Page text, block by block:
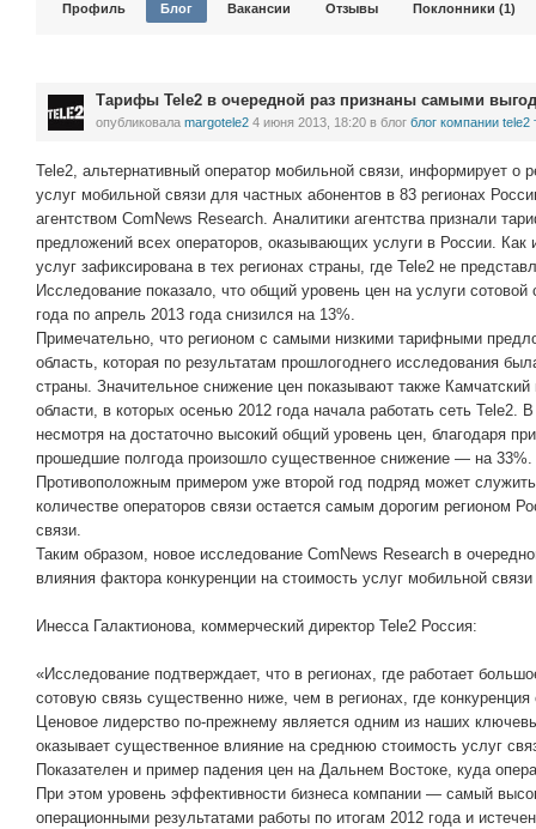
Профиль Блог Вакансии Отзывы Поклонники (1)
Тарифы Tele2 в очередной раз признаны самыми
опубликовала margotele2 4 июня 2013, 18:20 в блог блог компании tele2
Tele2, альтернативный оператор мобильной связи, информирует о
услуг мобильной связи для частных абонентов в 83 регионах
агентством ComNews Research. Аналитики агентства признали
предложений всех операторов, оказывающих услуги в России. Как
услуг зафиксирована в тех регионах страны, где Tele2 не
Исследование показало, что общий уровень цен на услуги
года по апрель 2013 года снизился на 13%.
Примечательно, что регионом с самыми низкими тарифными
область, которая по результатам прошлогоднего исследования
страны. Значительное снижение цен показывают также
области, в которых осенью 2012 года начала работать сеть Tele2.
несмотря на достаточно высокий общий уровень цен, благодаря
прошедшие полгода произошло существенное снижение — на 33%.
Противоположным примером уже второй год подряд может
количестве операторов связи остается самым дорогим регионом
связи.
Таким образом, новое исследование ComNews Research в
влияния фактора конкуренции на стоимость услуг мобильной
Инесса Галактионова, коммерческий директор Tele2 Россия:
«Исследование подтверждает, что в регионах, где работает
сотовую связь существенно ниже, чем в регионах, где конкуренция
Ценовое лидерство по-прежнему является одним из наших
оказывает существенное влияние на среднюю стоимость услуг
Показателен и пример падения цен на Дальнем Востоке, куда
При этом уровень эффективности бизнеса компании — самый
операционными результатами работы по итогам 2012 года и